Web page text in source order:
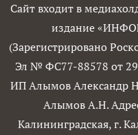
Сайт входит в
издание
(Зарегистрировано
Эл № ФС77-88578 от 29
ИП Алымов Александр
Алымов А.Н.
Калининградская, г.